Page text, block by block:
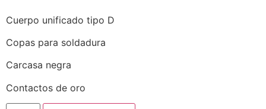
Cuerpo unificado tipo D
Copas para soldadura
Carcasa negra
Contactos de oro